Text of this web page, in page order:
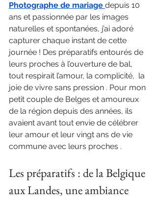
Photographe de mariage depuis 10
ans et passionnée par les images
naturelles et spontanées, j’ai adoré
capturer chaque instant de cette
journée ! Des préparatifs entourés de
leurs proches à l’ouverture de bal,
tout respirait l’amour, la complicité,  la
joie de vivre sans pression . Pour mon
petit couple de Belges et amoureux
de la région depuis des années, ils
avaient avant tout envie de célébrer
leur amour et leur vingt ans de vie
commune avec leurs proches .
Les préparatifs : de la Belgique
aux Landes, une ambiance